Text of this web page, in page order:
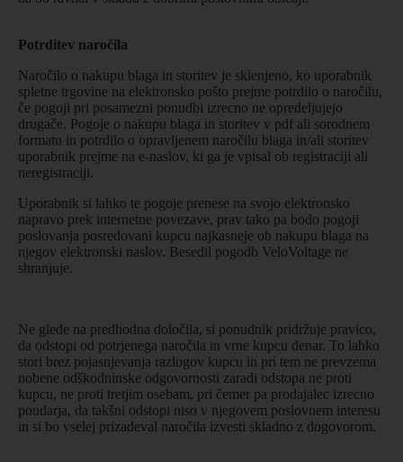
Potrditev naročila
Naročilo o nakupu blaga in storitev je sklenjeno, ko uporabnik
spletne trgovine na elektronsko pošto prejme potrdilo o naročilu,
če pogoji pri posamezni ponudbi izrecno ne opredeljujejo
drugače. Pogoje o nakupu blaga in storitev v pdf ali sorodnem
formatu in potrdilo o opravljenem naročilu blaga in/ali storitev
uporabnik prejme na e-naslov, ki ga je vpisal ob registraciji ali
neregistraciji.
Uporabnik si lahko te pogoje prenese na svojo elektronsko
napravo prek internetne povezave, prav tako pa bodo pogoji
poslovanja posredovani kupcu najkasneje ob nakupu blaga na
njegov elektronski naslov. Besedil pogodb VeloVoltage ne
shranjuje.
Ne glede na predhodna določila, si ponudnik pridržuje pravico,
da odstopi od potrjenega naročila in vrne kupcu denar. To lahko
stori brez pojasnjevanja razlogov kupcu in pri tem ne prevzema
nobene odškodninske odgovornosti zaradi odstopa ne proti
kupcu, ne proti tretjim osebam, pri čemer pa prodajalec izrecno
poudarja, da takšni odstopi niso v njegovem poslovnem interesu
in si bo vselej prizadeval naročila izvesti skladno z dogovorom.